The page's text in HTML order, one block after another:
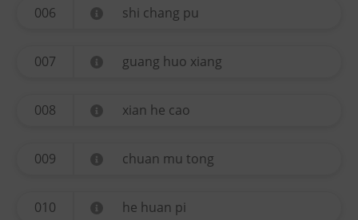
006 shi chang pu
007 guang huo xiang
008 xian he cao
009 chuan mu tong
010 he huan pi